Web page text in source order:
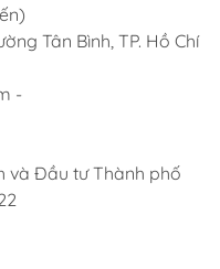
Tân Bình, TP. Hồ Chí
-
và Đầu tư Thành phố